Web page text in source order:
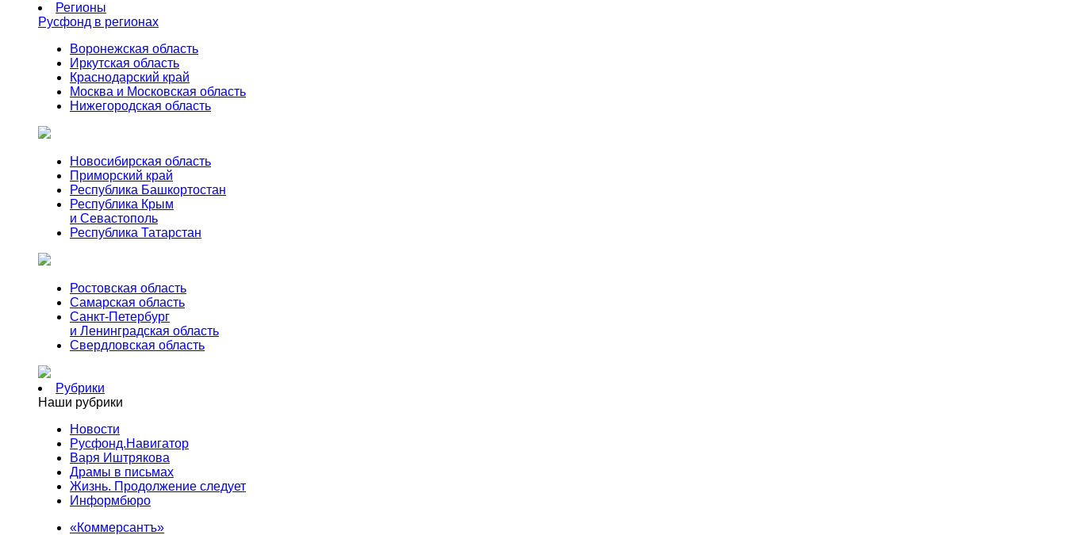
Регионы
Русфонд в регионах
Воронежская область
Иркутская область
Краснодарский край
Москва и Московская область
Нижегородская область
Новосибирская область
Приморский край
Республика Башкортостан
Республика Крым
и Севастополь
Республика Татарстан
Ростовская область
Самарская область
Санкт-Петербург
и Ленинградская область
Свердловская область
Рубрики
Наши рубрики
Новости
Русфонд.Навигатор
Варя Иштрякова
Драмы в письмах
Жизнь. Продолжение следует
Информбюро
«Коммерсантъ»